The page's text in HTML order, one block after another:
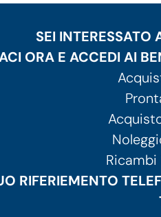
SEI INTERESSATO
ORA E ACCEDI AI
RIFERIEMENTO